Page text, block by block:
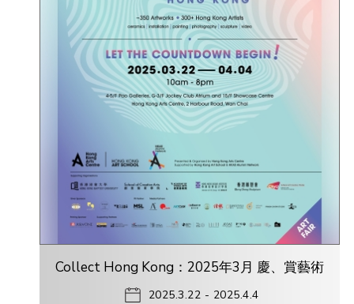
Collect Hong Kong：2025年3月 慶、賞藝術
2025.3.22 - 2025.4.4